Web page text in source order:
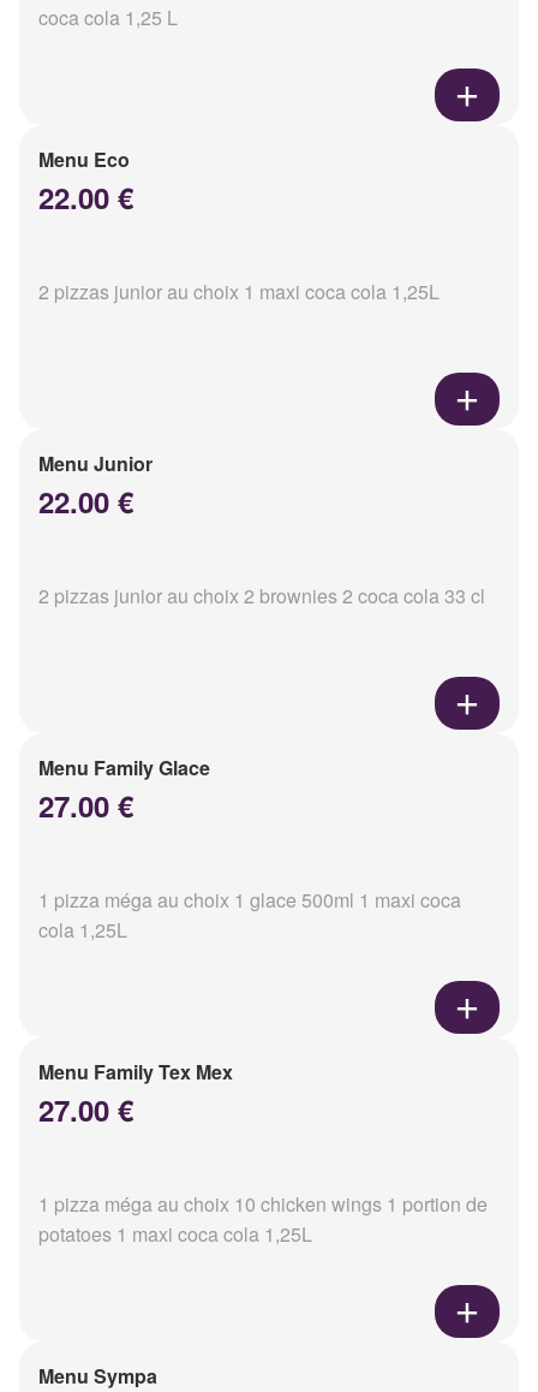
coca cola 1,25 L
Menu Eco
22.00 €
2 pizzas junior au choix 1 maxi coca cola 1,25L
Menu Junior
22.00 €
2 pizzas junior au choix 2 brownies 2 coca cola 33 cl
Menu Family Glace
27.00 €
1 pizza méga au choix 1 glace 500ml 1 maxi coca
cola 1,25L
Menu Family Tex Mex
27.00 €
1 pizza méga au choix 10 chicken wings 1 portion de
potatoes 1 maxi coca cola 1,25L
Menu Sympa